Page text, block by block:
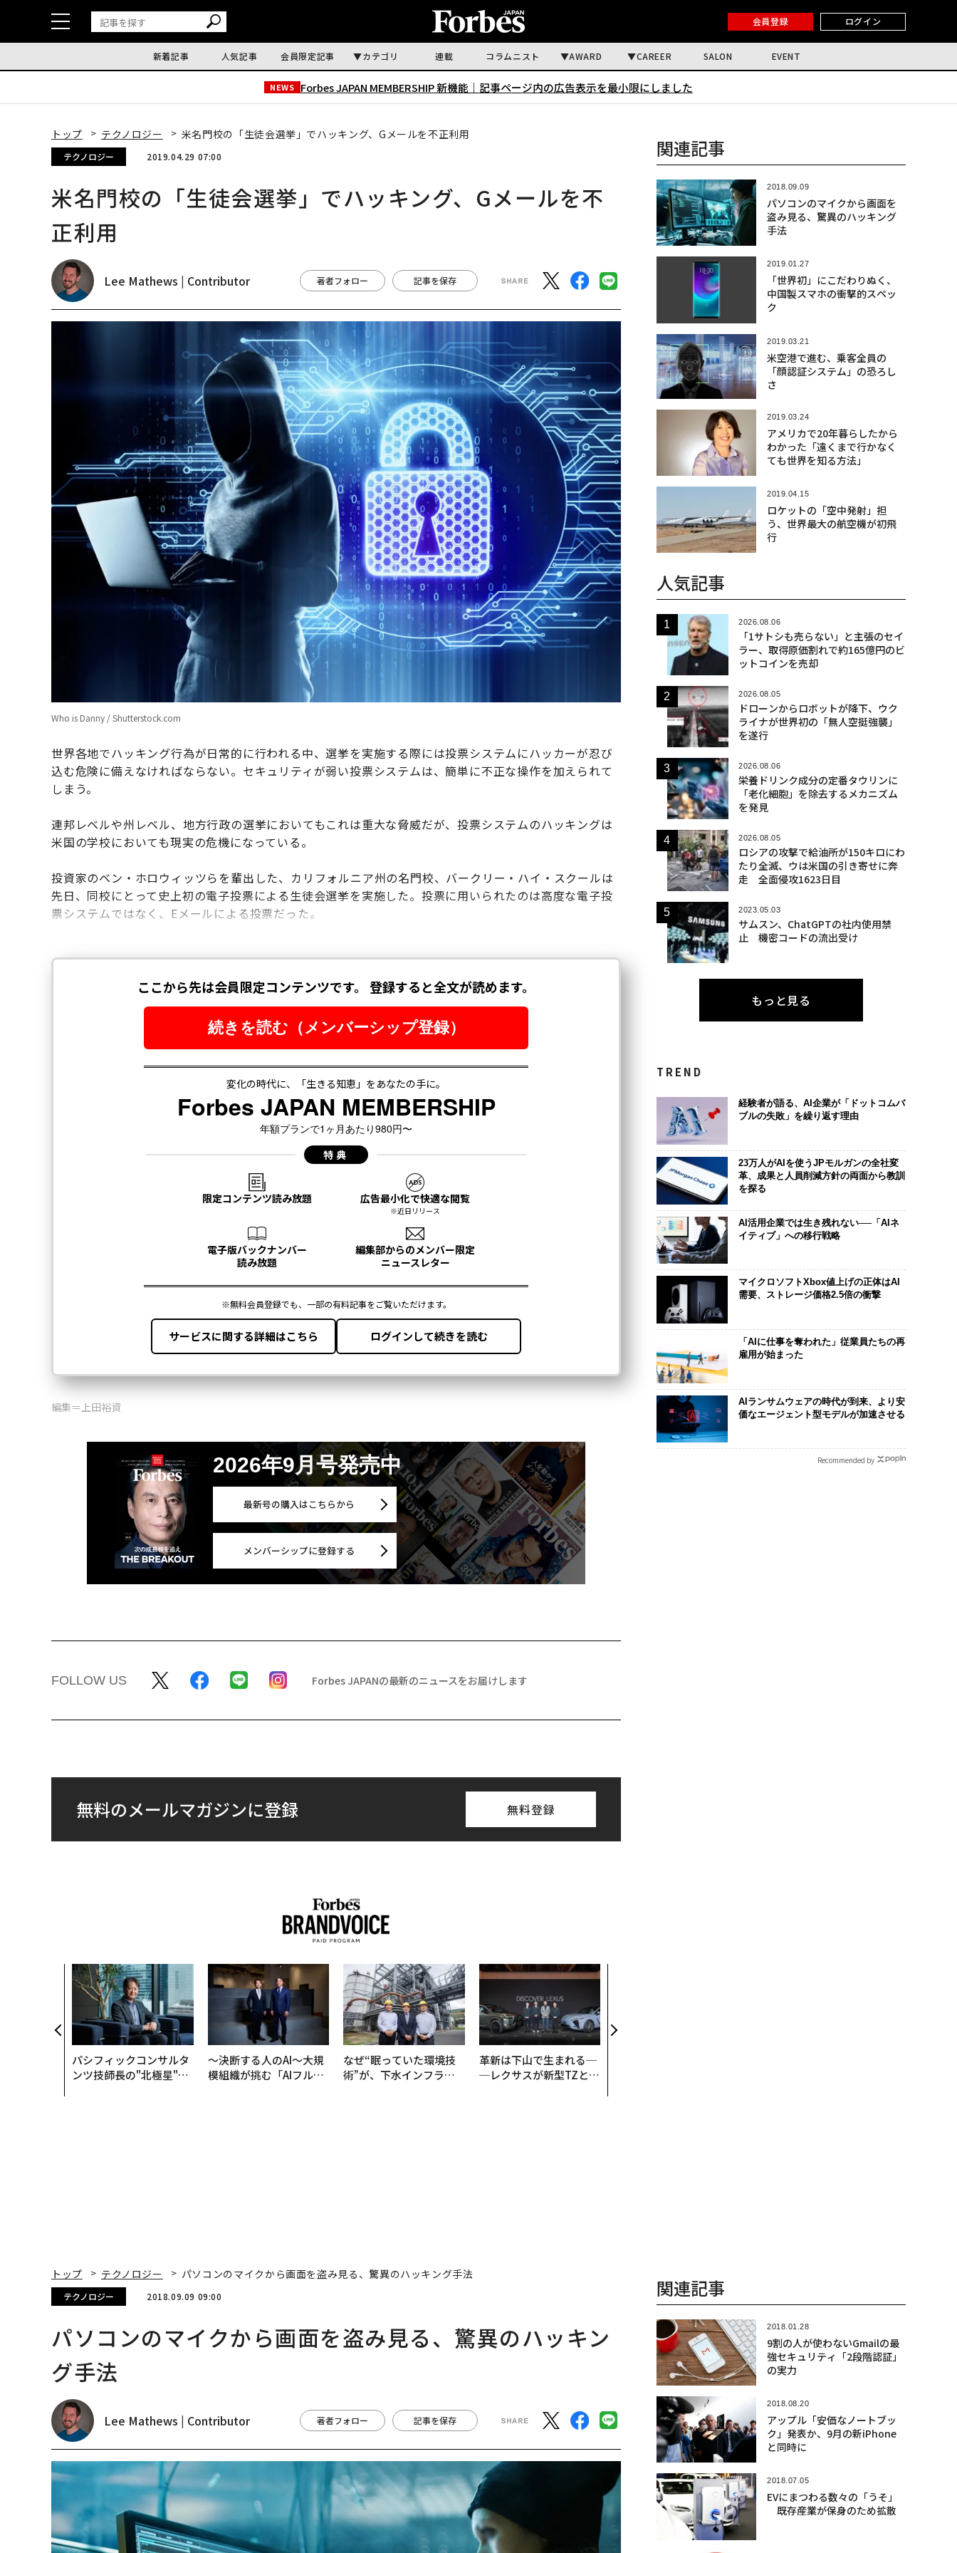
会員登録 ログイン
新着記事 人気記事 会員限定記事 カテゴリ 連載 コラムニスト AWARD CAREER SALON EVENT
NEWS Forbes JAPAN MEMBERSHIP 新機能｜ 記事ページ内の広告表示を最小限にしました
トップ テクノロジー 米名門校の「生徒会選挙」でハッキング、Gメールを不正利用
テクノロジー 2019.04.29 07:00
米名門校の「生徒会選挙」でハッキング、Gメールを不
正利用
Lee Mathews | Contributor 著者フォロー 記事を保存
Who is Danny / Shutterstock.com
世界各地でハッキング行為が日常的に行われる中、選挙を実施する際には投票システムにハッカーが忍び
込む危険に備えなければならない。セキュリティが弱い投票システムは、簡単に不正な操作を加えられて
しまう。
連邦レベルや州レベル、地方行政の選挙においてもこれは重大な脅威だが、投票システムのハッキングは
米国の学校においても現実の危機になっている。
投資家のベン・ホロウィッツらを輩出した、カリフォルニア州の名門校、バークリー・ハイ・スクールは
先日、同校にとって史上初の電子投票による生徒会選挙を実施した。投票に用いられたのは高度な電子投
票システムではなく、Eメールによる投票だった。
編集＝上田裕資
2026年9月号発売中
最新号の購入はこちらから
メンバーシップに登録する
FOLLOW US Forbes JAPANの最新のニュースをお届けします
無料のメールマガジンに登録 無料登録
パシフィックコンサルタ
ンツ技師長の"北極星"。
〜決断する人のAI〜大規
模組織が挑む「AIフル実
なぜ“眠っていた環境技
術”が、下水インフラを
革新は下山で生まれる─
─レクサスが新型TZとE
関連記事
2018.09.09
パソコンのマイクから画面を
盗み見る、驚異のハッキング
手法
2019.01.27
「世界初」にこだわりぬく、
中国製スマホの衝撃的スペッ
ク
2019.03.21
米空港で進む、乗客全員の
「顔認証システム」の恐ろし
さ
2019.03.24
アメリカで20年暮らしたから
わかった「遠くまで行かなく
ても世界を知る方法」
2019.04.15
ロケットの「空中発射」担
う、世界最大の航空機が初飛
行
人気記事
2026.08.06
「1サトシも売らない」と主張のセイ
ラー、取得原価割れで約165億円のビ
ットコインを売却
2026.08.05
ドローンからロボットが降下、ウク
ライナが世界初の「無人空挺強襲」
を遂行
2026.08.06
栄養ドリンク成分の定番タウリンに
「老化細胞」を除去するメカニズム
を発見
2026.08.05
ロシアの攻撃で給油所が150キロにわ
たり全滅、ウは米国の引き寄せに奔
走 全面侵攻1623日目
2023.05.03
サムスン、ChatGPTの社内使用禁
止 機密コードの流出受け
もっと見る
TREND
経験者が語る、AI企業が「ドットコムバ
ブルの失敗」を繰り返す理由
23万人がAIを使うJPモルガンの全社変
革、成果と人員削減方針の両面から教訓
を探る
AI活用企業では生き残れない──「AIネ
イティブ」への移行戦略
マイクロソフトXbox値上げの正体はAI
需要、ストレージ価格2.5倍の衝撃
「AIに仕事を奪われた」従業員たちの再
雇用が始まった
AIランサムウェアの時代が到来、より安
価なエージェント型モデルが加速させる
Recommended by
トップ テクノロジー パソコンのマイクから画面を盗み見る、驚異のハッキング手法
テクノロジー 2018.09.09 09:00
パソコンのマイクから画面を盗み見る、驚異のハッキン
グ手法
Lee Mathews | Contributor 著者フォロー 記事を保存
関連記事
2018.01.28
9割の人が使わないGmailの最
強セキュリティ「2段階認証」
の実力
2018.08.20
アップル「安価なノートブッ
ク」発表か、9月の新iPhone
と同時に
2018.07.05
EVにまつわる数々の「うそ」
既存産業が保身のため拡散